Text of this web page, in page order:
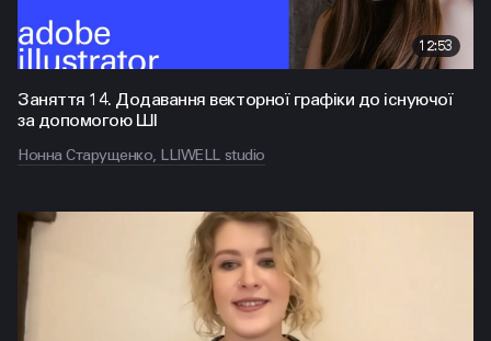
12:53
Заняття 14. Додавання векторної графіки до існуючої
за допомогою ШІ
Нонна Старущенко, LLIWELL studio